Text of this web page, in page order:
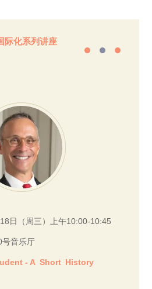
际化系列讲座
日（周三）上午10:00-10:45
号音乐厅
- A Short History